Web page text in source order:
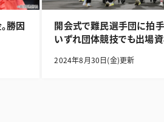
勝因
開会式で難民選手団に拍手
いずれ団体競技でも出場資
2024年8月30日(金)更新